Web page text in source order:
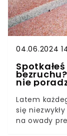
04.06.2024
nie
Latem
się
na owady